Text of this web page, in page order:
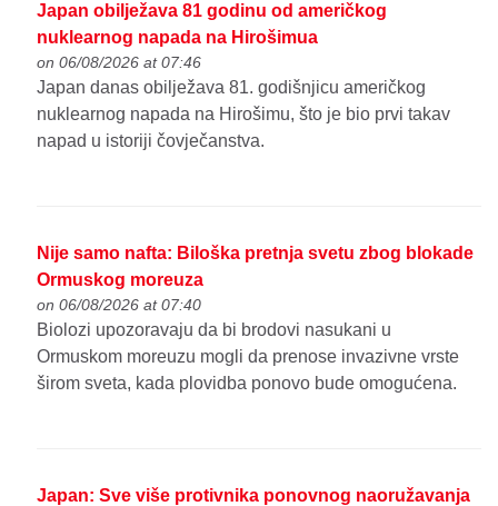
Japan obilježava 81 godinu od američkog
nuklearnog napada na Hirošimua
on 06/08/2026 at 07:46
Japan danas obilježava 81. godišnjicu američkog
nuklearnog napada na Hirošimu, što je bio prvi takav
napad u istoriji čovječanstva.
Nije samo nafta: Biloška pretnja svetu zbog blokade
Ormuskog moreuza
on 06/08/2026 at 07:40
Biolozi upozoravaju da bi brodovi nasukani u
Ormuskom moreuzu mogli da prenose invazivne vrste
širom sveta, kada plovidba ponovo bude omogućena.
Japan: Sve više protivnika ponovnog naoružavanja